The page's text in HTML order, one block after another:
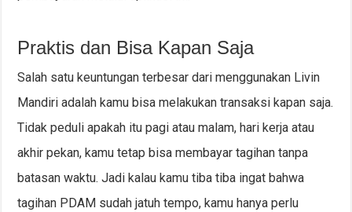
Praktis dan Bisa Kapan Saja
Salah satu keuntungan terbesar dari menggunakan Livin
Mandiri adalah kamu bisa melakukan transaksi kapan saja.
Tidak peduli apakah itu pagi atau malam, hari kerja atau
akhir pekan, kamu tetap bisa membayar tagihan tanpa
batasan waktu. Jadi kalau kamu tiba tiba ingat bahwa
tagihan PDAM sudah jatuh tempo, kamu hanya perlu